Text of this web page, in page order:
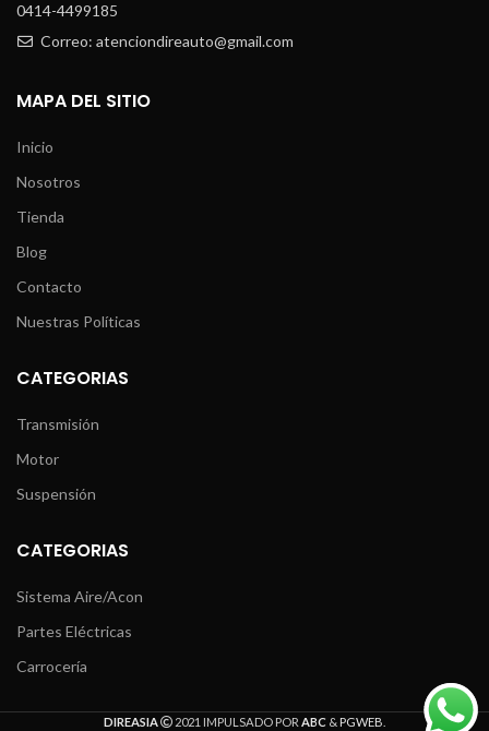
0414-4499185
Correo: atenciondireauto@gmail.com
MAPA DEL SITIO
Inicio
Nosotros
Tienda
Blog
Contacto
Nuestras Políticas
CATEGORIAS
Transmisión
Motor
Suspensión
CATEGORIAS
Sistema Aire/Acon
Partes Eléctricas
Carrocería
DIREASIA 2021 IMPULSADO POR ABC &PGWEB